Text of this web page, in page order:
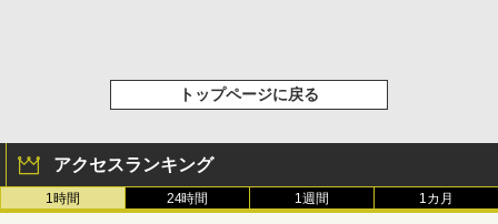
トップページに戻る
アクセスランキング
1時間 24時間 1週間 1カ月